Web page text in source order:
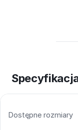
Dostępne rozmiary